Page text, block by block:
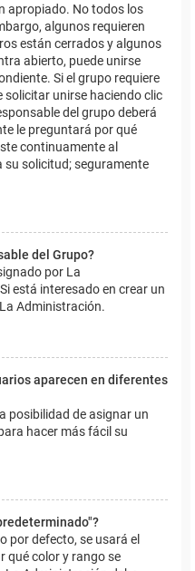
apropiado. No todos los
algunos requieren
están cerrados y algunos
abierto, puede unirse
Si el grupo requiere
solicitar unirse haciendo clic
del grupo deberá
le preguntará por qué
continuamente al
su solicitud; seguramente
del Grupo?
por La
está interesado en crear un
Administración.
aparecen en diferentes
posibilidad de asignar un
hacer más fácil su
por defecto, se usará el
qué color y rango se